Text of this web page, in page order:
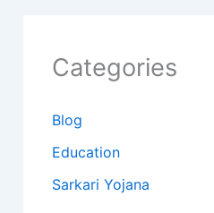
Categories
Blog
Education
Sarkari Yojana